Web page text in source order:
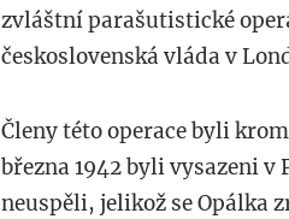
zvláštní parašutistické
československá vláda v
Členy této operace byli
března 1942 byli vysazeni v
neuspěli, jelikož se Opálka